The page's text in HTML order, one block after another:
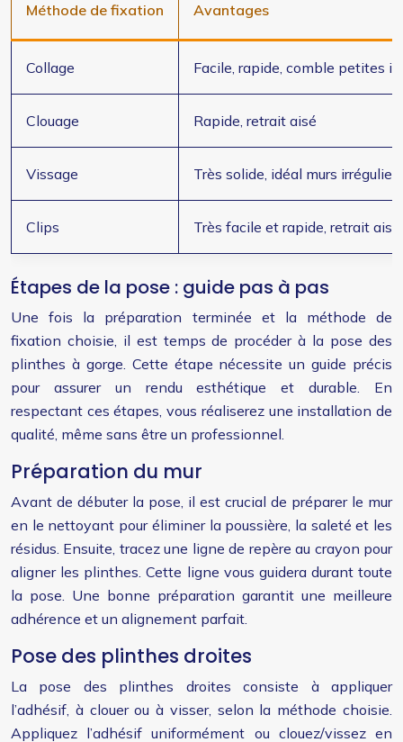
Méthode de fixation Avantages
Collage Facile, rapide, comble petites
Clouage Rapide, retrait aisé
Vissage Très solide, idéal murs irréguliers
Clips Très facile et rapide, retrait
Étapes de la pose : guide pas à pas
Une fois la préparation terminée et la méthode de
fixation choisie, il est temps de procéder à la pose des
plinthes à gorge. Cette étape nécessite un guide précis
pour assurer un rendu esthétique et durable. En
respectant ces étapes, vous réaliserez une installation de
qualité, même sans être un professionnel.
Préparation du mur
Avant de débuter la pose, il est crucial de préparer le mur
en le nettoyant pour éliminer la poussière, la saleté et les
résidus. Ensuite, tracez une ligne de repère au crayon pour
aligner les plinthes. Cette ligne vous guidera durant toute
la pose. Une bonne préparation garantit une meilleure
adhérence et un alignement parfait.
Pose des plinthes droites
La pose des plinthes droites consiste à appliquer
l’adhésif, à clouer ou à visser, selon la méthode choisie.
Appliquez l’adhésif uniformément ou clouez/vissez en